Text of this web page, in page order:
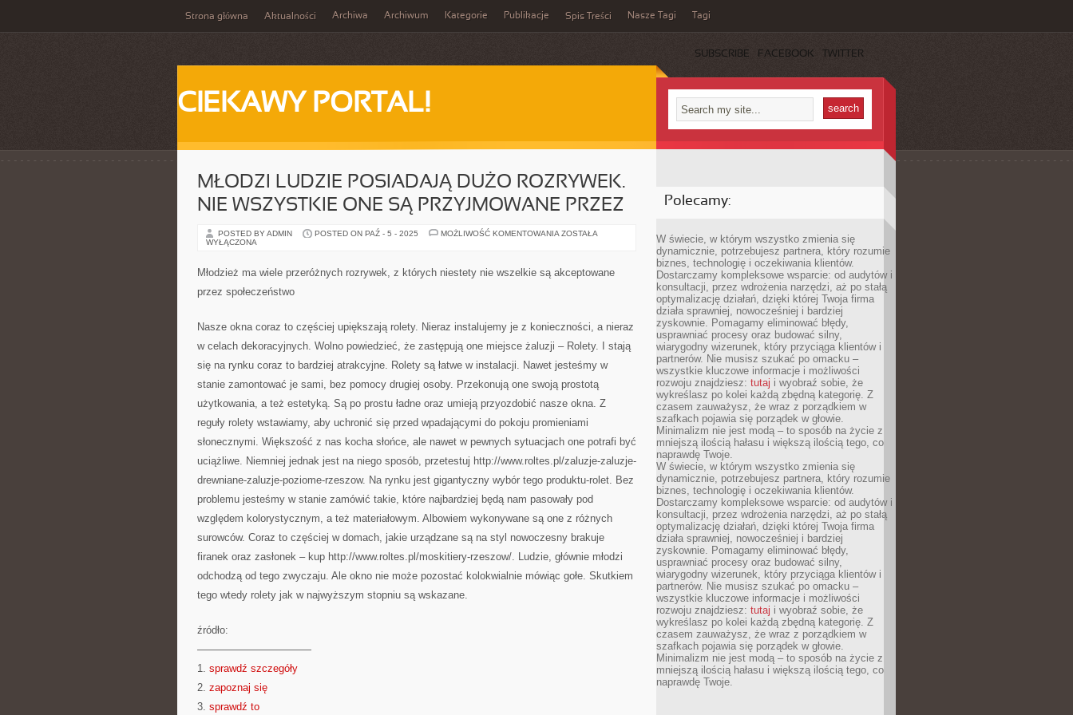
Strona główna Aktualności Archiwa Archiwum Kategorie Publikacje Spis Treści Nasze Tagi Tagi
SUBSCRIBE FACEBOOK TWITTER
CIEKAWY PORTAL!
MŁODZI LUDZIE POSIADAJĄ DUŻO ROZRYWEK.
NIE WSZYSTKIE ONE SĄ PRZYJMOWANE PRZEZ
POSTED BY ADMIN POSTED ON PAŹ - 5 - 2025 MOŻLIWOŚĆ KOMENTOWANIA MŁODZI
ROZRYWEK.
NIE
ZOSTAŁA
WYŁĄCZONA
Młodzież ma wiele przeróżnych rozrywek, z których niestety nie wszelkie są akceptowane
przez społeczeństwo
Nasze okna coraz to częściej upiększają rolety. Nieraz instalujemy je z konieczności, a nieraz
w celach dekoracyjnych. Wolno powiedzieć, że zastępują one miejsce żaluzji – Rolety. I stają
się na rynku coraz to bardziej atrakcyjne. Rolety są łatwe w instalacji. Nawet jesteśmy w
stanie zamontować je sami, bez pomocy drugiej osoby. Przekonują one swoją prostotą
użytkowania, a też estetyką. Są po prostu ładne oraz umieją przyozdobić nasze okna. Z
reguły rolety wstawiamy, aby uchronić się przed wpadającymi do pokoju promieniami
słonecznymi. Większość z nas kocha słońce, ale nawet w pewnych sytuacjach one potrafi być
uciążliwe. Niemniej jednak jest na niego sposób, przetestuj http://www.roltes.pl/zaluzje-zaluzje-
drewniane-zaluzje-poziome-rzeszow. Na rynku jest gigantyczny wybór tego produktu-rolet. Bez
problemu jesteśmy w stanie zamówić takie, które najbardziej będą nam pasowały pod
względem kolorystycznym, a też materiałowym. Albowiem wykonywane są one z różnych
surowców. Coraz to częściej w domach, jakie urządzane są na styl nowoczesny brakuje
firanek oraz zasłonek – kup http://www.roltes.pl/moskitiery-rzeszow/. Ludzie, głównie młodzi
odchodzą od tego zwyczaju. Ale okno nie może pozostać kolokwialnie mówiąc gołe. Skutkiem
tego wtedy rolety jak w najwyższym stopniu są wskazane.
źródło:
———————————
1. sprawdź szczegóły
2. zapoznaj się
3. sprawdź to
Polecamy:
W świecie, w którym wszystko zmienia się
dynamicznie, potrzebujesz partnera, który rozumie
biznes, technologię i oczekiwania klientów.
Dostarczamy kompleksowe wsparcie: od audytów i
konsultacji, przez wdrożenia narzędzi, aż po stałą
optymalizację działań, dzięki której Twoja firma
działa sprawniej, nowocześniej i bardziej
zyskownie. Pomagamy eliminować błędy,
usprawniać procesy oraz budować silny,
wiarygodny wizerunek, który przyciąga klientów i
partnerów. Nie musisz szukać po omacku –
wszystkie kluczowe informacje i możliwości
rozwoju znajdziesz: tutaj i wyobraź sobie, że
wykreślasz po kolei każdą zbędną kategorię. Z
czasem zauważysz, że wraz z porządkiem w
szafkach pojawia się porządek w głowie.
Minimalizm nie jest modą – to sposób na życie z
mniejszą ilością hałasu i większą ilością tego, co
naprawdę Twoje.
W świecie, w którym wszystko zmienia się
dynamicznie, potrzebujesz partnera, który rozumie
biznes, technologię i oczekiwania klientów.
Dostarczamy kompleksowe wsparcie: od audytów i
konsultacji, przez wdrożenia narzędzi, aż po stałą
optymalizację działań, dzięki której Twoja firma
działa sprawniej, nowocześniej i bardziej
zyskownie. Pomagamy eliminować błędy,
usprawniać procesy oraz budować silny,
wiarygodny wizerunek, który przyciąga klientów i
partnerów. Nie musisz szukać po omacku –
wszystkie kluczowe informacje i możliwości
rozwoju znajdziesz: tutaj i wyobraź sobie, że
wykreślasz po kolei każdą zbędną kategorię. Z
czasem zauważysz, że wraz z porządkiem w
szafkach pojawia się porządek w głowie.
Minimalizm nie jest modą – to sposób na życie z
mniejszą ilością hałasu i większą ilością tego, co
naprawdę Twoje.